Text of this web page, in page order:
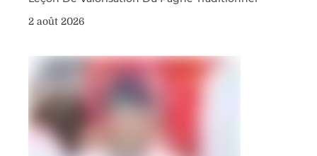
2 août 2026